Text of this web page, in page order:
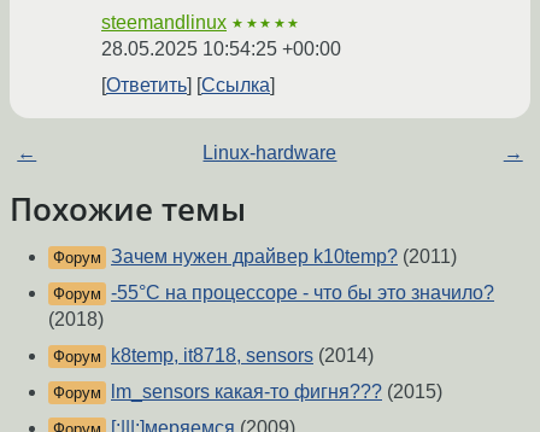
steemandlinux ★★★★★
28.05.2025 10:54:25 +00:00
Ответить
Ссылка
← Linux-hardware →
Похожие темы
Форум Зачем нужен драйвер k10temp? (2011)
Форум -55°C на процессоре - что бы это значило?
(2018)
Форум k8temp, it8718, sensors (2014)
Форум lm_sensors какая-то фигня??? (2015)